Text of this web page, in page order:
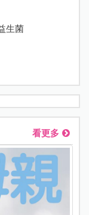
生菌
看更多